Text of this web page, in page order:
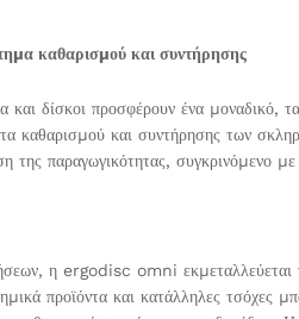
καθαρισµού και συντήρησης
και δίσκοι προσφέρουν ένα µοναδικό,
καθαρισµού και συντήρησης των
της παραγωγικότητας, συγκρινόµενο
η ergodisc omni εκµεταλλεύεται
προϊόντα και κατάλληλες τσόχες